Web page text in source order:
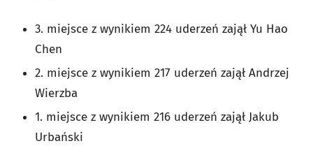
3. miejsce z wynikiem 224 uderzeń zajął Yu Hao
Chen
2. miejsce z wynikiem 217 uderzeń zajął Andrzej
Wierzba
1. miejsce z wynikiem 216 uderzeń zajął Jakub
Urbański